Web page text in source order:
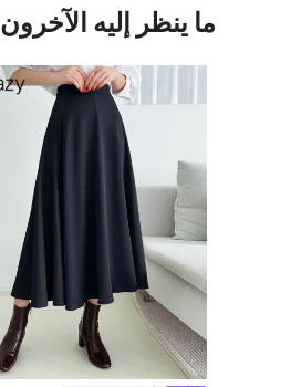
ما ينظر إليه الآخرون